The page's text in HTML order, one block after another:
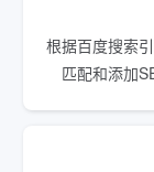
根据百度搜索
匹配和添加